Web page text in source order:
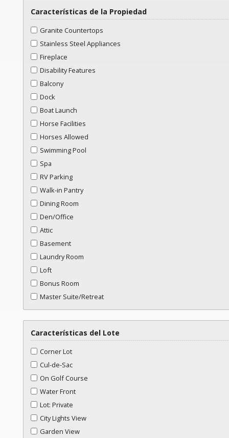
Características de la Propiedad
Granite Countertops
Stainless Steel Appliances
Fireplace
Disability Features
Balcony
Dock
Boat Launch
Horse Facilities
Horses Allowed
Swimming Pool
Spa
RV Parking
Walk-in Pantry
Dining Room
Den/Office
Attic
Basement
Laundry Room
Loft
Bonus Room
Master Suite/Retreat
Características del Lote
Corner Lot
Cul-de-Sac
On Golf Course
Water Front
Lot: Private
City Lights View
Garden View